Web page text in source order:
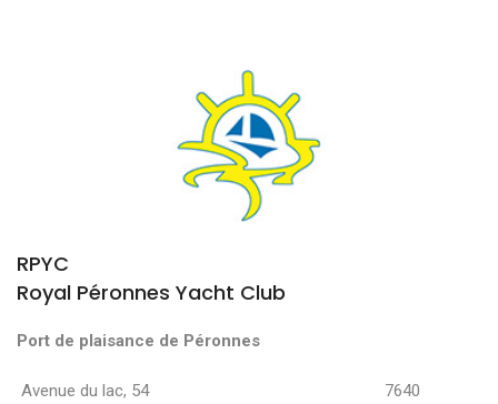
RPYC
Royal Péronnes Yacht Club
Port de plaisance de Péronnes
Avenue du lac, 54 7640